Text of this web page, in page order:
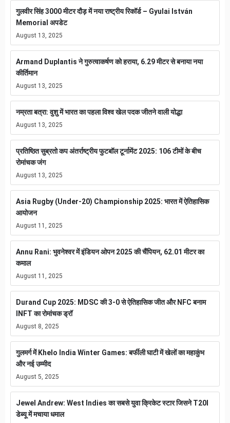
गुलवीर सिंह 3000 मीटर दौड़ में नया राष्ट्रीय रिकॉर्ड – Gyulai István
Memorial अपडेट
August 13, 2025
Armand Duplantis ने गुरुत्वाकर्षण को हराया, 6.29 मीटर से बनाया नया
कीर्तिमान
August 13, 2025
नम्रता बत्रा: वुशु में भारत का पहला विश्व खेल पदक जीतने वाली योद्धा
August 13, 2025
प्रतिष्ठित सुब्रतो कप अंतर्राष्ट्रीय फुटबॉल टूर्नामेंट 2025: 106 टीमों के बीच
रोमांचक जंग
August 13, 2025
Asia Rugby (Under-20) Championship 2025: भारत में ऐतिहासिक
आयोजन
August 11, 2025
Annu Rani: भुवनेश्वर में इंडियन ओपन 2025 की चैंपियन, 62.01 मीटर का
कमाल
August 11, 2025
Durand Cup 2025: MDSC की 3-0 से ऐतिहासिक जीत और NFC बनाम
INFT का रोमांचक ड्रॉ
August 8, 2025
गुलमर्ग में Khelo India Winter Games: बर्फीली घाटी में खेलों का महाकुंभ
और नई उम्मीद
August 5, 2025
Jewel Andrew: West Indies का सबसे युवा क्रिकेट स्टार जिसने T20I
डेब्यू में मचाया धमाल